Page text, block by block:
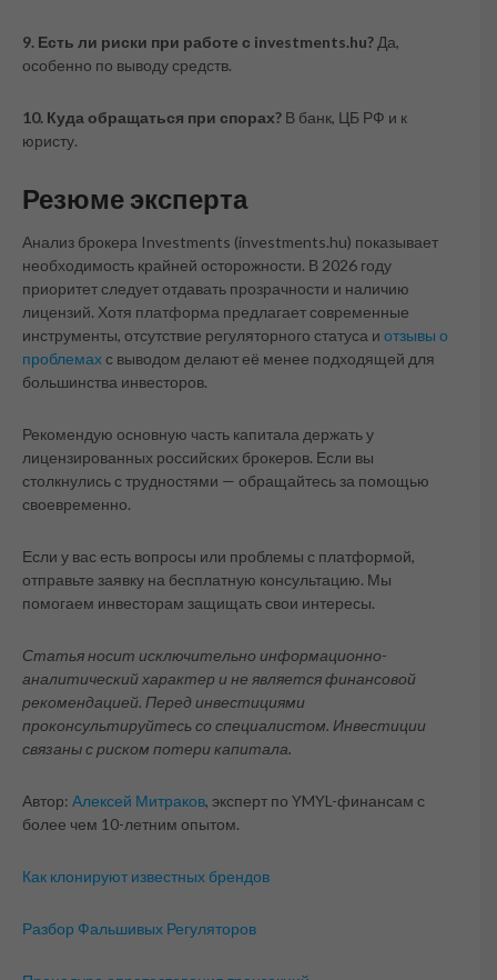
9. Есть ли риски при работе с investments.hu? Да,
особенно по выводу средств.
10. Куда обращаться при спорах? В банк, ЦБ РФ и к
юристу.
Резюме эксперта
Анализ брокера Investments (investments.hu) показывает
необходимость крайней осторожности. В 2026 году
приоритет следует отдавать прозрачности и наличию
лицензий. Хотя платформа предлагает современные
инструменты, отсутствие регуляторного статуса и отзывы о
проблемахс выводом делают её менее подходящей для
большинства инвесторов.
Рекомендую основную часть капитала держать у
лицензированных российских брокеров. Если вы
столкнулись с трудностями — обращайтесь за помощью
своевременно.
Если у вас есть вопросы или проблемы с платформой,
отправьте заявку на бесплатную консультацию. Мы
помогаем инвесторам защищать свои интересы.
Статья носит исключительно информационно-
аналитический характер и не является финансовой
рекомендацией. Перед инвестициями
проконсультируйтесь со специалистом. Инвестиции
связаны с риском потери капитала.
Автор: Алексей Митраков, эксперт по YMYL-финансам с
более чем 10-летним опытом.
Как клонируют известных брендов
Разбор Фальшивых Регуляторов